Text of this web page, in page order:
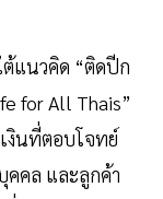
แนวคิด “ติดปีก
for All Thais”
งินที่ตอบโจทย์
คคล และลูกค้า